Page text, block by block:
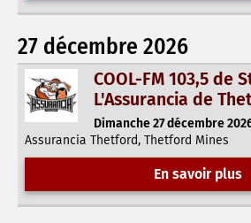
27 décembre 2026
COOL-FM 103,5 de
L'Assurancia de
Dimanche 27 décembre
Assurancia Thetford, Thetford Mines
En savoir plus